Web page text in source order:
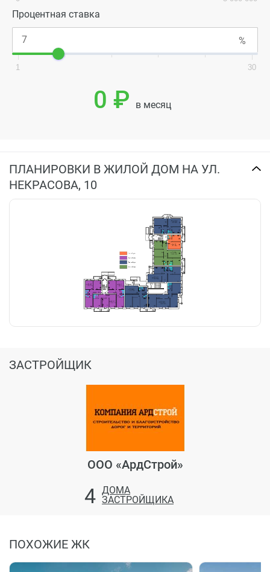
Процентная ставка
1 30
0 ₽ в месяц
ПЛАНИРОВКИ В ЖИЛОЙ ДОМ НА УЛ.
НЕКРАСОВА, 10
ЗАСТРОЙЩИК
ООО «АрдСтрой»
4 ДОМА
ЗАСТРОЙЩИКА
ПОХОЖИЕ ЖК